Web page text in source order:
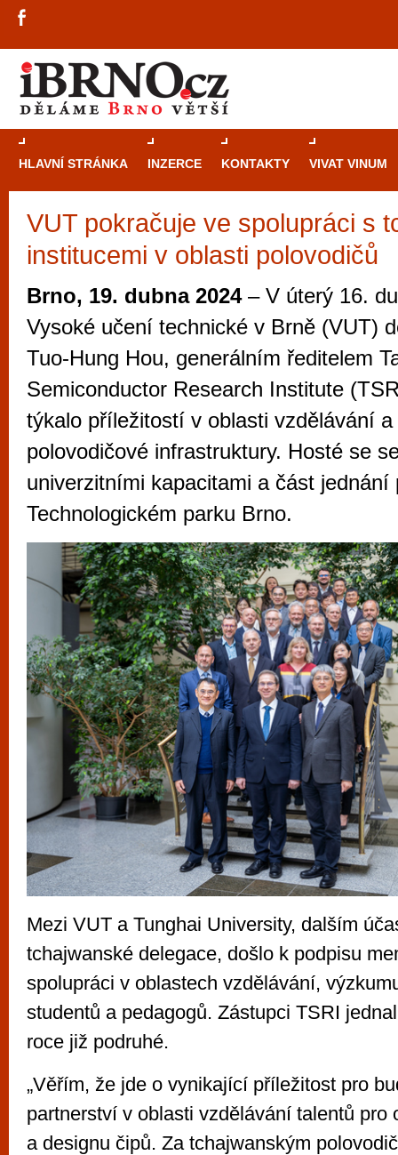
HLAVNÍ STRÁNKA INZERCE KONTAKTY VIVAT VINUM
VUT pokračuje ve spolupráci s
institucemi v oblasti polovodičů
Brno, 19. dubna 2024– V úterý 16.
Vysoké učení technické v Brně (VUT)
Tuo-Hung Hou, generálním ředitelem
Semiconductor Research Institute
týkalo příležitostí v oblasti vzdělávání
polovodičové infrastruktury. Hosté se
univerzitními kapacitami a část jednání
Technologickém parku Brno.
Mezi VUT a Tunghai University, dalším
tchajwanské delegace, došlo k podpisu
spolupráci v oblastech vzdělávání,
studentů a pedagogů. Zástupci TSRI
roce již podruhé.
„Věřím, že jde o vynikající příležitost pro
partnerství v oblasti vzdělávání talentů pro
a designu čipů. Za tchajwanským
Průvodce
Brně: Od
Brno je
zajímavé
restaurace,
Mimo jiné je ale také místem, kde si
vyzkoušet různé kasinové hry. V
metropoli naleznete širokou nabídku her
po moderní automaty jak pro pravidelné
příležitostné hráče. V...